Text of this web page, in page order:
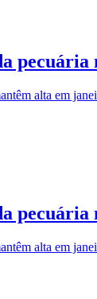
alta em
alta em